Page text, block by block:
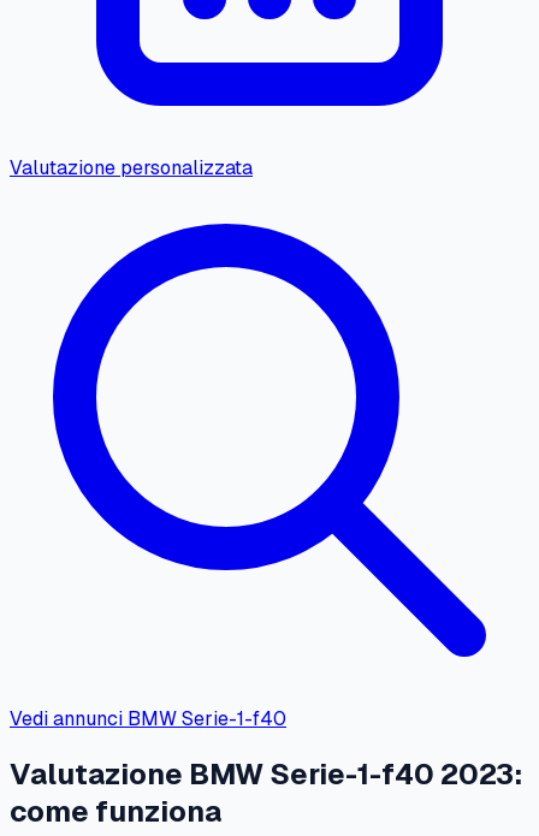
Valutazione personalizzata
Vedi annunci BMWSerie-1-f40
Valutazione BMWSerie-1-f40 2023:
come funziona